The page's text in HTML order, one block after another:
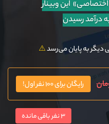
این وبینار
درآمد رسیدن
دیگر به پایان می‌رسد⚠️
رایگان برای ۱۰۰ نفر اول!
3 نفر باقی مانده